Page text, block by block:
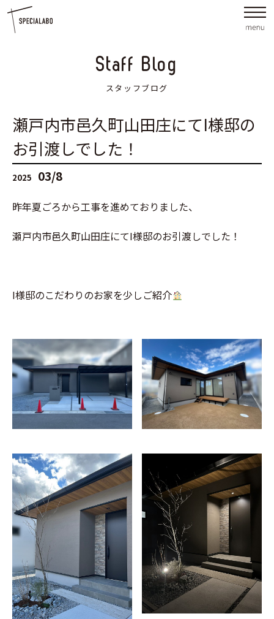
Staff Blog
スタッフブログ
瀬戸内市邑久町山田庄にてI様邸の
お引渡しでした！
2025 03/8
昨年夏ごろから工事を進めておりました、
瀬戸内市邑久町山田庄にてI様邸のお引渡しでした！
I様邸のこだわりのお家を少しご紹介